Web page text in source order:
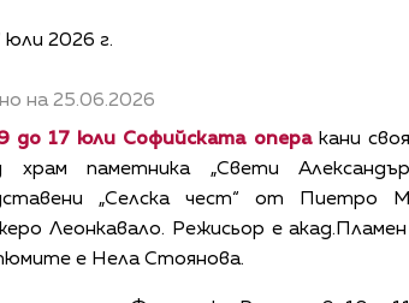
2026 г.
на 25.06.2026
до 17 юли Софийската операкани
храм паметника „Свети
„Селска чест“ от Пиетро
Леонкавало. Режисьор е
е Нела Стоянова.